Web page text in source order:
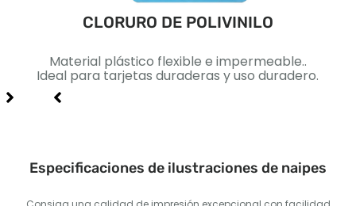
CLORURO DE POLIVINILO
Material plástico flexible e impermeable..
Ideal para tarjetas duraderas y uso duradero.
Especificaciones de ilustraciones de naipes